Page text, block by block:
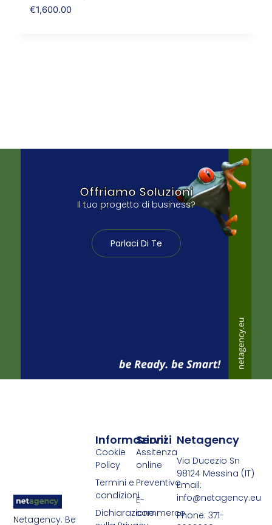
€1,600.00
Offriamo Soluzioni
Il tuo progetto di business?
Parlaci Di Te
Netagency. Be
Servizi
Assitenza
online
Preventivo
E-
commerce
Informazioni
Cookie
Policy
Termini e
condizioni
Dichiarazione
Netagency
Via Ducezio Sn
98124 Messina (IT)
Email:
info@netagency.eu
Phone: 371-